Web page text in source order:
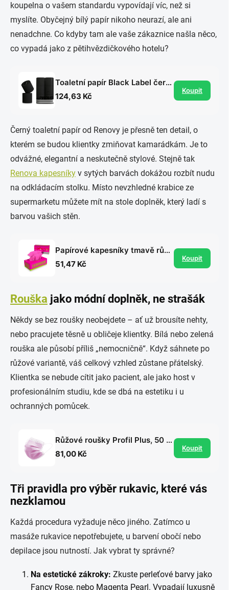
koupelna o vašem standardu vypovídají víc, než si
myslíte. Obyčejný bílý papír nikoho neurazí, ale ani
nenadchne. Co kdyby tam ale vaše zákaznice našla něco,
co vypadá jako z pětihvězdičkového hotelu?
Toaletní papír Black Label černý 3vrstvý, 6 ks
124,63 Kč
Koupit
Černý toaletní papír od Renovy je přesně ten detail, o
kterém se budou klientky zmiňovat kamarádkám. Je to
odvážné, elegantní a neskutečně stylové. Stejně tak
Renova kapesníky v sytých barvách dokážou rozbít nudu
na odkládacím stolku. Místo nevzhledné krabice ze
supermarketu můžete mít na stole doplněk, který ladí s
barvou vašich stěn.
Papírové kapesníky tmavě růžové 3vrstvé, 80 ks
51,47 Kč
Koupit
Rouška jako módní doplněk, ne strašák
Někdy se bez roušky neobejdete – ať už brousíte nehty,
nebo pracujete těsně u obličeje klientky. Bílá nebo zelená
rouška ale působí příliš „nemocničně“. Když sáhnete po
růžové variantě, váš celkový vzhled zůstane přátelský.
Klientka se nebude cítit jako pacient, ale jako host v
profesionálním studiu, kde se dbá na estetiku i u
ochranných pomůcek.
Růžové roušky Profil Plus, 50 ks
81,00 Kč
Koupit
Tři pravidla pro výběr rukavic, které vás
nezklamou
Každá procedura vyžaduje něco jiného. Zatímco u
masáže rukavice nepotřebujete, u barvení obočí nebo
depilace jsou nutností. Jak vybrat ty správné?
Na estetické zákroky: Zkuste perleťové barvy jako
Fancy Rose, nebo Magenta Pearl. Vypadají luxusně